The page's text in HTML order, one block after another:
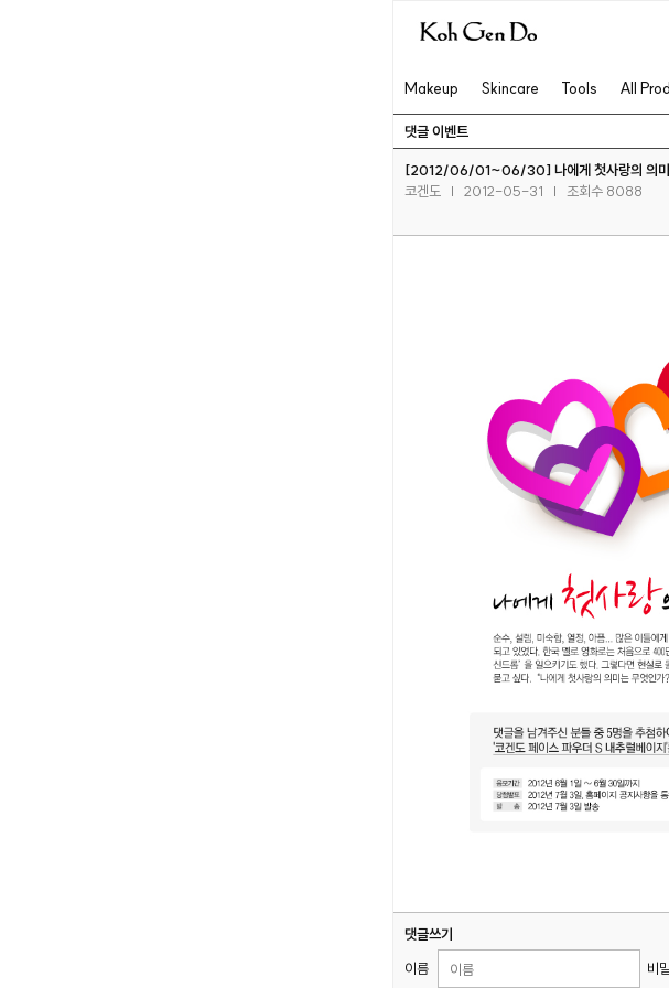
Makeup Skincare Tools All
댓글 이벤트
[2012/06/01~06/30] 나에게 첫사랑의 의미
코겐도
| 2012-05-31 | 조회수 8088
댓글쓰기
이름
비